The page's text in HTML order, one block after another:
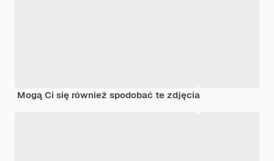
Mogą Ci się również spodobać te zdjęcia